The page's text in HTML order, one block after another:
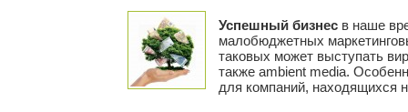
Успешный бизнес в наше
малобюджетных
таковых может выступать
также ambient media.
для компаний, находящихся